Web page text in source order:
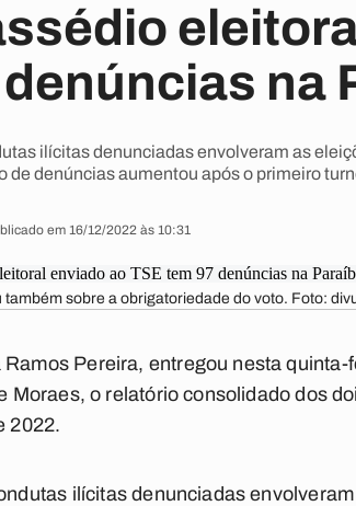
na
ilícitas denunciadas envolveram as
de denúncias aumentou após o primeiro
em 16/12/2022 às 10:31
sobre a obrigatoriedade do voto. Foto:
Pereira, entregou nesta quinta-
o relatório consolidado dos
2022.
ilícitas denunciadas